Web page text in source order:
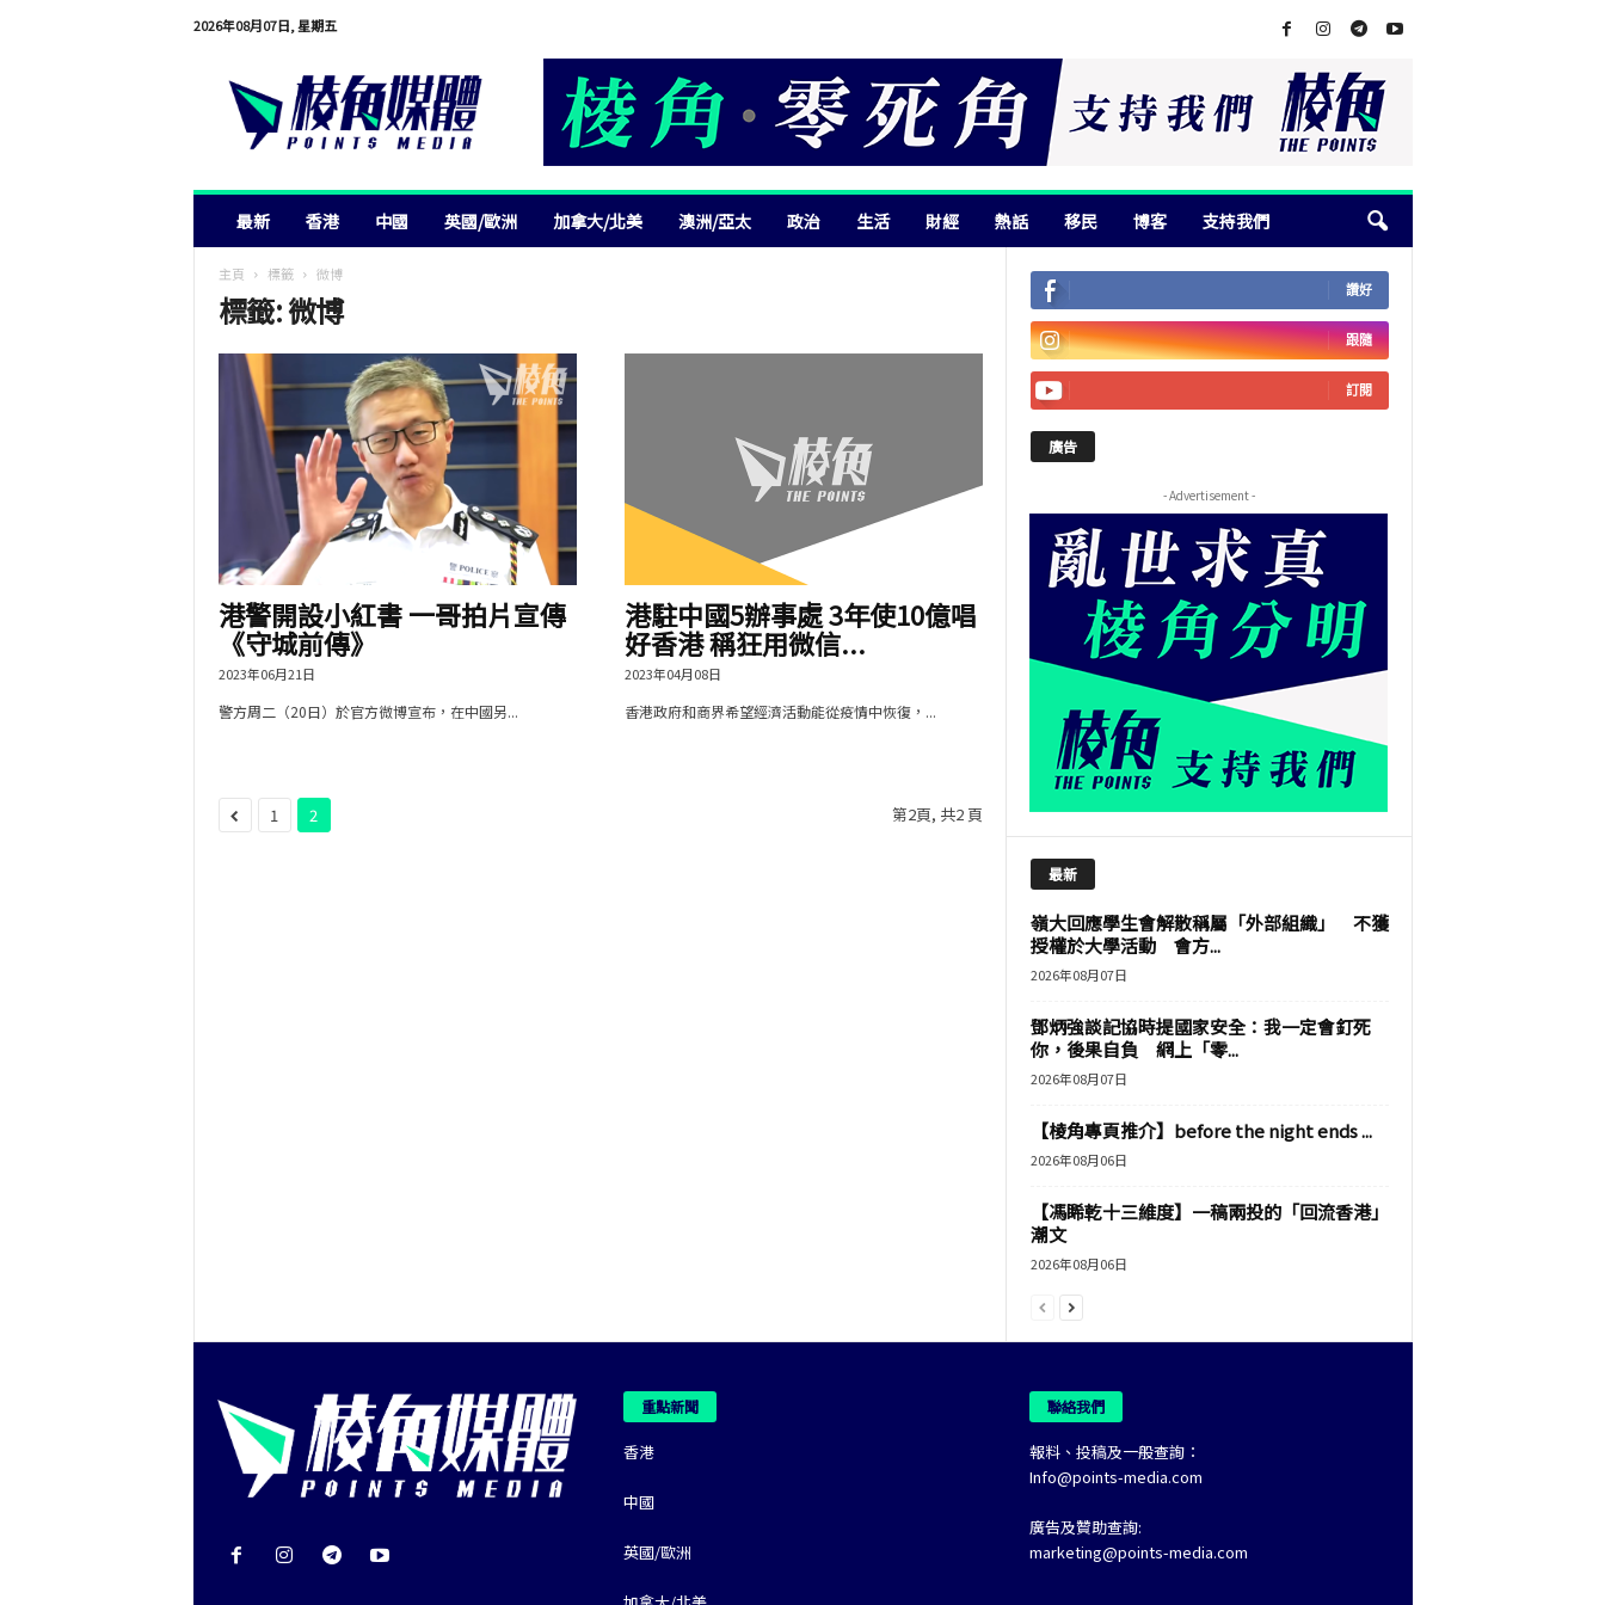
2026年08月07日, 星期五
最新 香港 中國 英國/歐洲 加拿大/北美 澳洲/亞太 政治 生活 財經 熱話 移民 博客 支持我們
主頁 標籤 微博
標籤: 微博
港警開設小紅書 一哥拍片宣傳
《守城前傳》
2023年06月21日
警方周二（20日）於官方微博宣布，在中國另...
港駐中國5辦事處 3年使10億唱
好香港 稱狂用微信...
2023年04月08日
香港政府和商界希望經濟活動能從疫情中恢復，...
1 2 第2頁, 共2 頁
讚好
跟隨
訂閱
廣告
- Advertisement -
最新
嶺大回應學生會解散稱屬「外部組織」 不獲
授權於大學活動 會方...
2026年08月07日
鄧炳強談記協時提國家安全：我一定會釘死
你，後果自負 網上「零...
2026年08月07日
【棱角專頁推介】before the night ends ...
2026年08月06日
【馮睎乾十三維度】一稿兩投的「回流香港」
潮文
2026年08月06日
重點新聞
香港
中國
英國/歐洲
聯絡我們
報料、投稿及一般查詢：
Info@points-media.com
廣告及贊助查詢:
marketing@points-media.com